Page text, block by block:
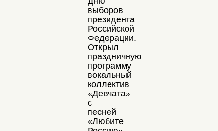
выборов
президента
Российской
Федерации.
Открыл
праздничную
программу
вокальный
коллектив
«Девчата»
с
песней
«Любите